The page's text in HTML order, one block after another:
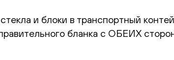
и блоки в транспортный
бланка с ОБЕИХ